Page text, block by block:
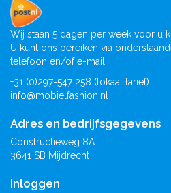
Wij staan 5 dagen per week voor u
U kunt ons bereiken via
telefoon en/of e-mail.
+31 (0)297-547 258 (lokaal tarief)
info@mobielfashion.nl
Adres en bedrijfsgegevens
Constructieweg 8A
3641 SB Mijdrecht
Inloggen